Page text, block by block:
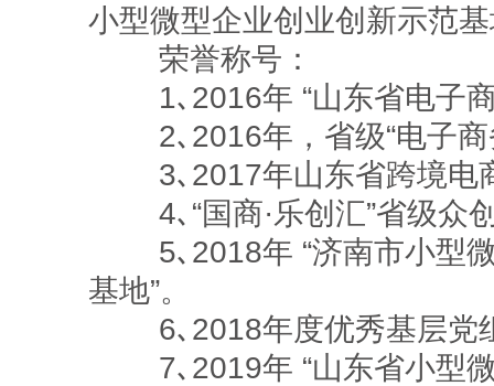
小型微型企业创业创新示范基
荣誉称号：
1､2016年 “山东省电子商
2､2016年，省级“电子商
3､2017年山东省跨境电
4､“国商·乐创汇”省级众
5､2018年 “济南市小型微
基地”。
6､2018年度优秀基层党
7､2019年 “山东省小型微